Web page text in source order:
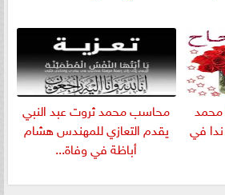
محمد
في
​محاسب محمد ثروت عبد النبي
يقدم التعازي للمهندس هشام
أباظة في وفاة...